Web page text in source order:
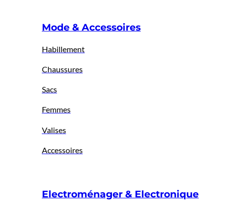
Mode & Accessoires
Habillement
Chaussures
Sacs
Femmes
Valises
Accessoires
Electroménager & Electronique